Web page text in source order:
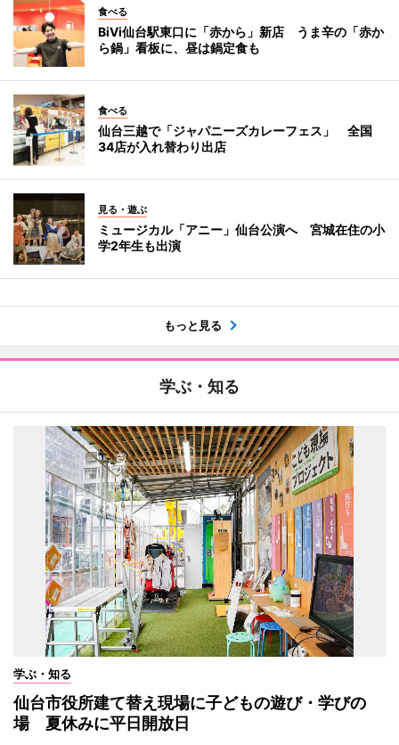
食べる
BiVi仙台駅東口に「赤から」新店 うま辛の「赤か
ら鍋」看板に、昼は鍋定食も
食べる
仙台三越で「ジャパニーズカレーフェス」 全国
34店が入れ替わり出店
見る・遊ぶ
ミュージカル「アニー」仙台公演へ 宮城在住の小
学2年生も出演
もっと見る
学ぶ・知る
学ぶ・知る
仙台市役所建て替え現場に子どもの遊び・学びの
場 夏休みに平日開放日